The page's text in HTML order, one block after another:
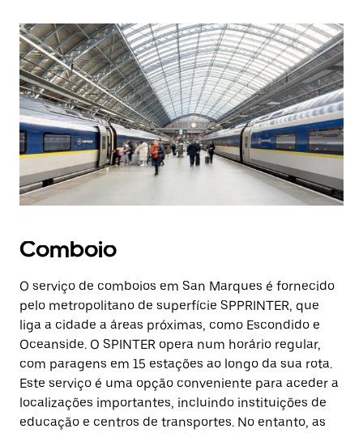
Comboio
O serviço de comboios em San Marques é fornecido
pelo metropolitano de superfície SPPRINTER, que
liga a cidade a áreas próximas, como Escondido e
Oceanside. O SPINTER opera num horário regular,
com paragens em 15 estações ao longo da sua rota.
Este serviço é uma opção conveniente para aceder a
localizações importantes, incluindo instituições de
educação e centros de transportes. No entanto, as